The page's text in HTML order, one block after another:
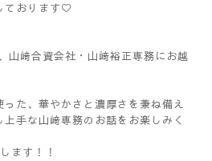
ております♡
山﨑合資会社・山﨑裕正専務にお越
た、華やかさと濃厚さを兼ね備え
手な山﨑専務のお話をお楽しみく
ます！！